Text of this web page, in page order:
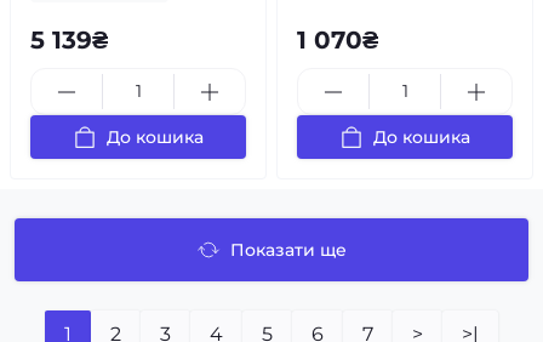
5 139₴
До кошика
1 070₴
До кошика
Показати ще
1 2 3 4 5 6 7 > >|